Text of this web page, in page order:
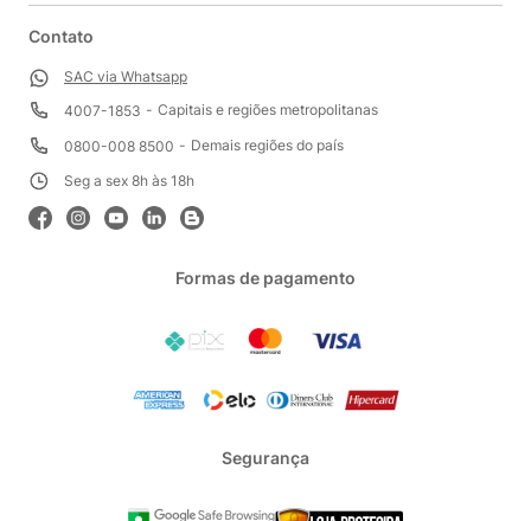
Contato
SAC via Whatsapp
4007-1853
Capitais e regiões metropolitanas
0800-008 8500
Demais regiões do país
Seg a sex 8h às 18h
Formas de pagamento
Segurança